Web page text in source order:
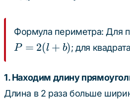
Формула периметра: Для
P = 2(l + b); для квадрата
1. Находим длину
Длина в 2 раза больше